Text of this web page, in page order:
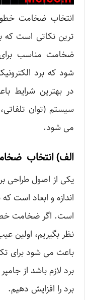
انتخاب ضخامت
ترین نکاتی است که
ضخامت مناسب
شود که برد
در بهترین شرایط
سیستم (توان
می شود.
الف) انتخاب
یکی از اصول طراحی
اندازه و ابعاد است
است. اگر ضخامت
نظر بگیریم، اولین
باعث می شود برای
برد لازم باشد از
برد را افزایش دهیم.